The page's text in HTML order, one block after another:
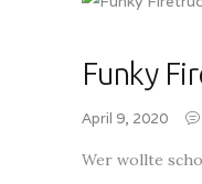
Funky
April 9, 2020
Wer wollte